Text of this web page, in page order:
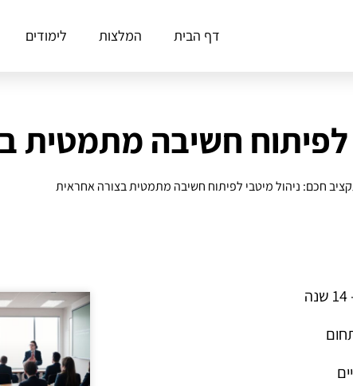
דף הבית המלצות לימודים
לפיתוח חשיבה מתמטית
חכם: ניהול מיטבי לפיתוח חשיבה מתמטית בצורה אחראית